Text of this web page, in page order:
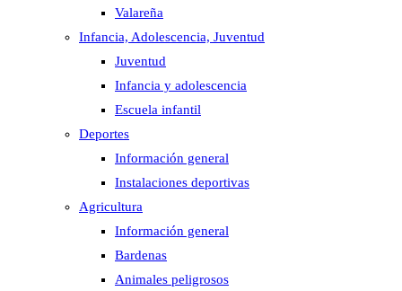
Valareña
Infancia, Adolescencia, Juventud
Juventud
Infancia y adolescencia
Escuela infantil
Deportes
Información general
Instalaciones deportivas
Agricultura
Información general
Bardenas
Animales peligrosos